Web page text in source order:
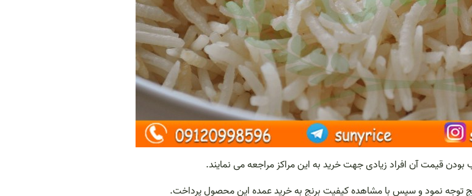
قیمت آن افراد زیادی جهت خرید به این مراکز مراجعه می نمایند.
برنج توجه نمود و سپس با مشاهده کیفیت برنج به خرید عمده این محصول پرداخت.